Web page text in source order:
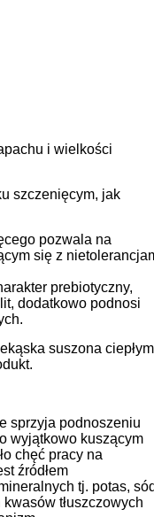
i wielkości
szczenięcym, jak
pozwala na
się z
prebiotyczny,
dodatkowo podnosi
suszona ciepłym
sprzyja podnoszeniu
wyjątkowo kuszącym
chęć pracy na
źródłem
tj. potas,
tłuszczowych